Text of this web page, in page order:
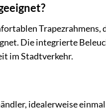
Trapezrahmens,
Die integrierte
im Stadtverkehr.
idealerweise